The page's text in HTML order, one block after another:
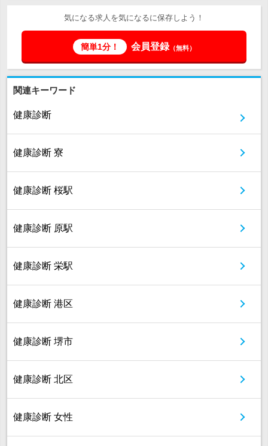
気になる求人を気になるに保存しよう！
簡単1分！ 会員登録（無料）
関連キーワード
健康診断
健康診断 寮
健康診断 桜駅
健康診断 原駅
健康診断 栄駅
健康診断 港区
健康診断 堺市
健康診断 北区
健康診断 女性